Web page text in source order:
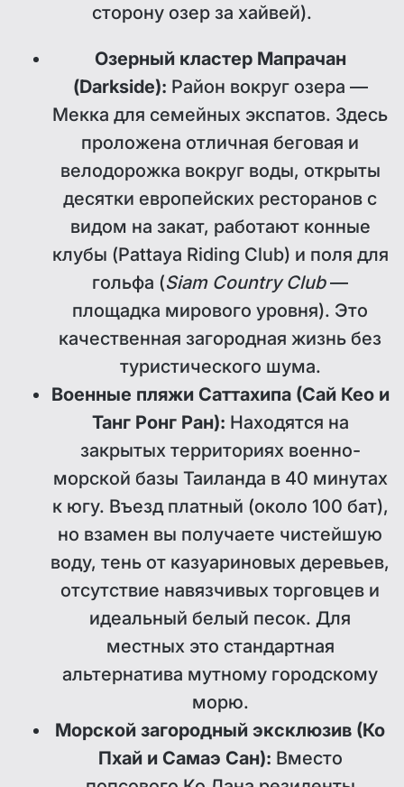
сторону озер за хайвей).
Озерный кластер Мапрачан
(Darkside): Район вокруг озера —
Мекка для семейных экспатов. Здесь
проложена отличная беговая и
велодорожка вокруг воды, открыты
десятки европейских ресторанов с
видом на закат, работают конные
клубы (Pattaya Riding Club) и поля для
гольфа (Siam Country Club—
площадка мирового уровня). Это
качественная загородная жизнь без
туристического шума.
Военные пляжи Саттахипа (Сай Кео и
Танг Ронг Ран): Находятся на
закрытых территориях военно-
морской базы Таиланда в 40 минутах
к югу. Въезд платный (около 100 бат),
но взамен вы получаете чистейшую
воду, тень от казуариновых деревьев,
отсутствие навязчивых торговцев и
идеальный белый песок. Для
местных это стандартная
альтернатива мутному городскому
морю.
Морской загородный эксклюзив (Ко
Пхай и Самаэ Сан): Вместо